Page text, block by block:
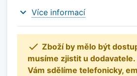
expand_more Více informací
 Zboží by mělo být
musíme zjistit u
Vám sdělíme telefonicky,